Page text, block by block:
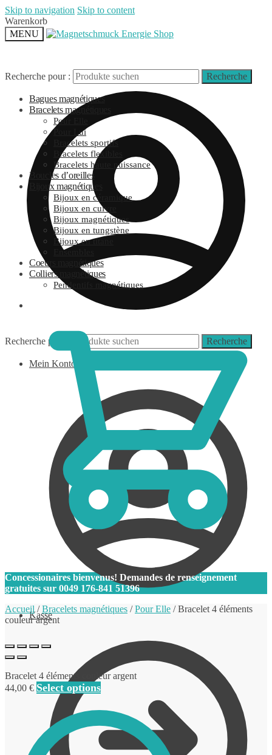
Skip to navigation Skip to content
Warenkorb
MENU
Recherche pour : Recherche
Mein Konto
Kasse
Recherche pour : Recherche
Bagues magnétiques
Bracelets magnétiques
Pour Elle
Pour Lui
Bracelets sportifs
Bracelets flexibles
Bracelets haute puissance
Boucles d’oreilles
Bijoux magnétiques
Bijoux en céramique
Bijoux en cuivre
Bijoux magnétiques
Bijoux en tungstène
Bijoux en titane
Ensembles
Coeurs magnétiques
Colliers magnétiques
Pendentifs magnétiques
Concessionaires bienvenus! Demandes de renseignement
gratuites sur 0049 176-841 51396
Accueil /Bracelets magnétiques /Pour Elle /Bracelet 4 éléments
couleur argent
Bracelet 4 éléments couleur argent
44,00 € Select options